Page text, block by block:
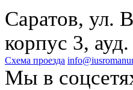
Саратов, ул.
корпус 3,
Схема проезда
Мы в